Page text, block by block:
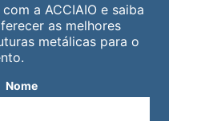
a ACCIAIO e saiba
as melhores
metálicas para o
Nome